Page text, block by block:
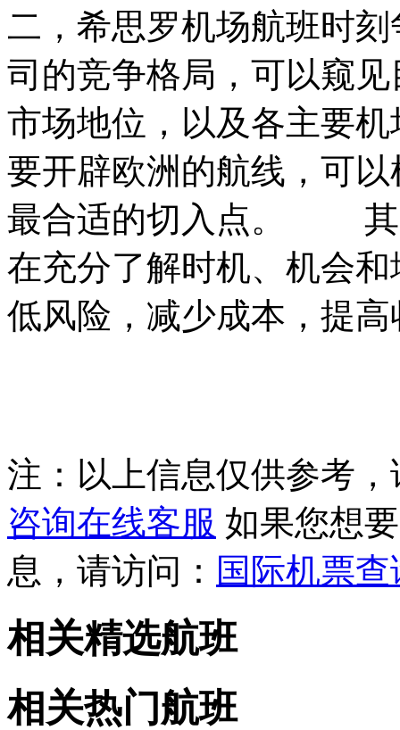
二，希思罗机场航班时
司的竞争格局，可以窥
市场地位，以及各主要
要开辟欧洲的航线，可
最合适的切入点。 其
在充分了解时机、机会
低风险，减少成本，提高
注：以上信息仅供参考
咨询在线客服 如果您想
息，请访问： 国际机票查
相关精选航班
相关热门航班